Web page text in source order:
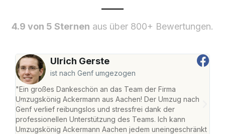
4.9 von 5 Sternen aus über 800+ Bewertungen.
Ulrich Gerste
ist nach Genf umgezogen
"Ein großes Dankeschön an das Team der Firma
Umzugskönig Ackermann aus Aachen! Der Umzug nach
Genf verlief reibungslos und stressfrei dank der
professionellen Unterstützung des Teams. Ich kann
Umzugskönig Ackermann Aachen jedem uneingeschränkt